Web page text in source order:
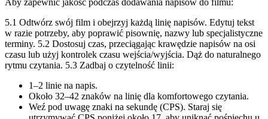
Aby zapewnić jakość podczas dodawania napisów do filmu:
5.1 Odtwórz swój film i obejrzyj każdą linię napisów. Edytuj tekst
w razie potrzeby, aby poprawić pisownię, nazwy lub specjalistyczne
terminy. 5.2 Dostosuj czas, przeciągając krawędzie napisów na osi
czasu lub użyj kontrolek czasu wejścia/wyjścia. Dąż do naturalnego
rytmu czytania. 5.3 Zadbaj o czytelność linii:
1–2 linie na napis.
Około 32–42 znaków na linię dla komfortowego czytania.
Weź pod uwagę znaki na sekundę (CPS). Staraj się